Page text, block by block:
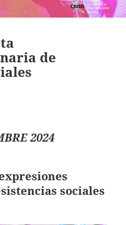
de
2024
sociales